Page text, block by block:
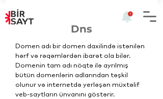
Dns
Domen adı bir domen daxilində istənilən
hərf və rəqəmlərdən ibarət ola bilər.
Domenin tam adı nöqtə ilə ayrılmış
bütün domenlərin adlarından təşkil
olunur və internetdə yerləşən müxtəlif
veb-saytların ünvanını göstərir.